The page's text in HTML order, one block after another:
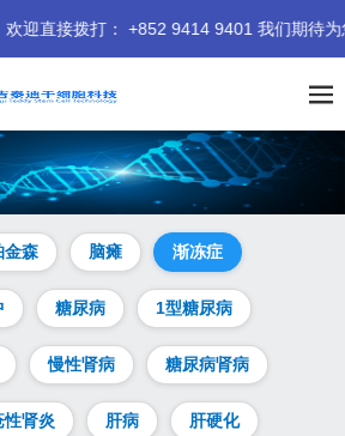
： +852 9414 9401 我们期待为您服务。
金森 脑瘫 渐冻症
糖尿病 1型糖尿病
慢性肾病 糖尿病肾病
性肾炎 肝病 肝硬化